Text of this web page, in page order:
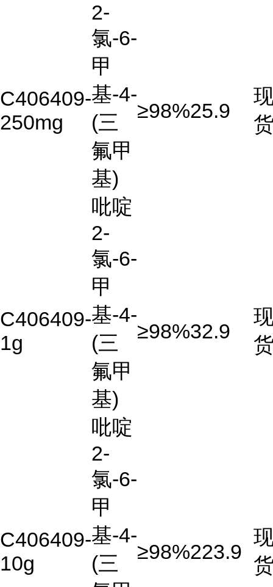
C406409-
250mg
2-
氯-6-
甲
基-4-
(三
氟甲
基)
吡啶
≥98%25.9
C406409-
1g
2-
氯-6-
甲
基-4-
(三
氟甲
基)
吡啶
≥98%32.9
C406409-
10g
2-
氯-6-
甲
基-4-
(三
≥98%223.9